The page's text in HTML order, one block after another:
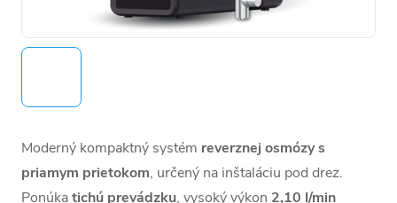
Moderný kompaktný systém reverznej osmózy s
priamym prietokom, určený na inštaláciu pod drez.
Ponúkatichú prevádzku, vysoký výkon 2,10 l/min